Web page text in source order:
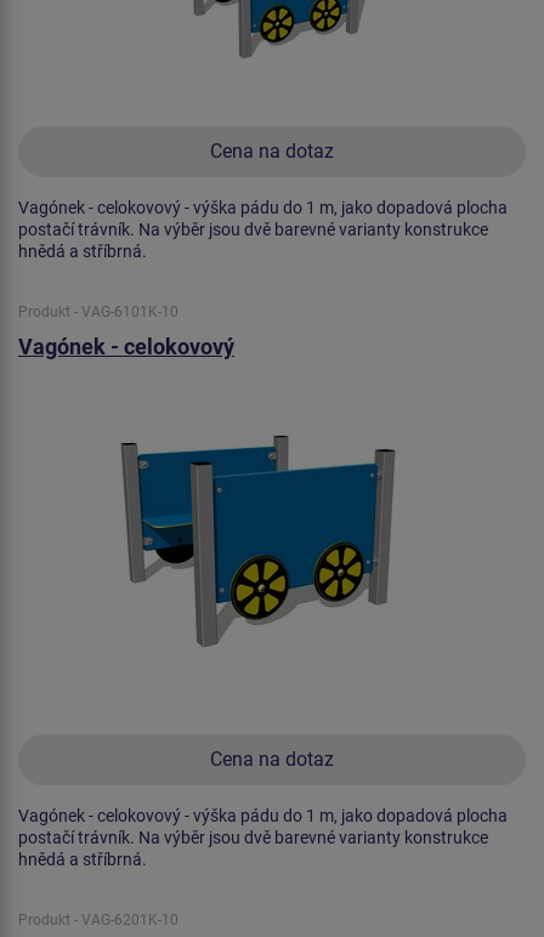
Cena na dotaz
Vagónek - celokovový - výška pádu do 1 m, jako dopadová plocha
postačí trávník. Na výběr jsou dvě barevné varianty konstrukce
hnědá a stříbrná.
Produkt - VAG-6101K-10
Vagónek - celokovový
Cena na dotaz
Vagónek - celokovový - výška pádu do 1 m, jako dopadová plocha
postačí trávník. Na výběr jsou dvě barevné varianty konstrukce
hnědá a stříbrná.
Produkt - VAG-6201K-10